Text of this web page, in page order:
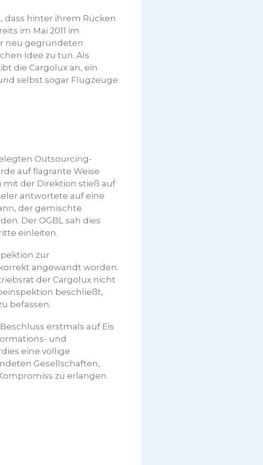
dass hinter ihrem Rücken
im Mai 2011 im
neu gegründeten
Idee zu tun. Als
die Cargolux an, ein
selbst sogar Flugzeuge
Outsourcing-
auf flagrante Weise
der Direktion stieß auf
antwortete auf eine
der gemischte
Der OGBL sah dies
einleiten.
zur
angewandt worden.
der Cargolux nicht
beschließt,
befassen.
erstmals auf Eis
und
eine völlige
Gesellschaften,
zu erlangen.